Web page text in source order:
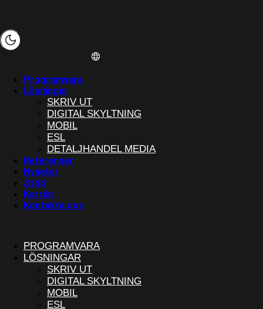
Programvara
Lösningar
SKRIV UT
DIGITAL SKYLTNING
MOBIL
ESL
DETALJHANDEL MEDIA
Referenser
Nyheter
Stöd
Karriär
Kontakta oss
PROGRAMVARA
LÖSNINGAR
SKRIV UT
DIGITAL SKYLTNING
MOBIL
ESL